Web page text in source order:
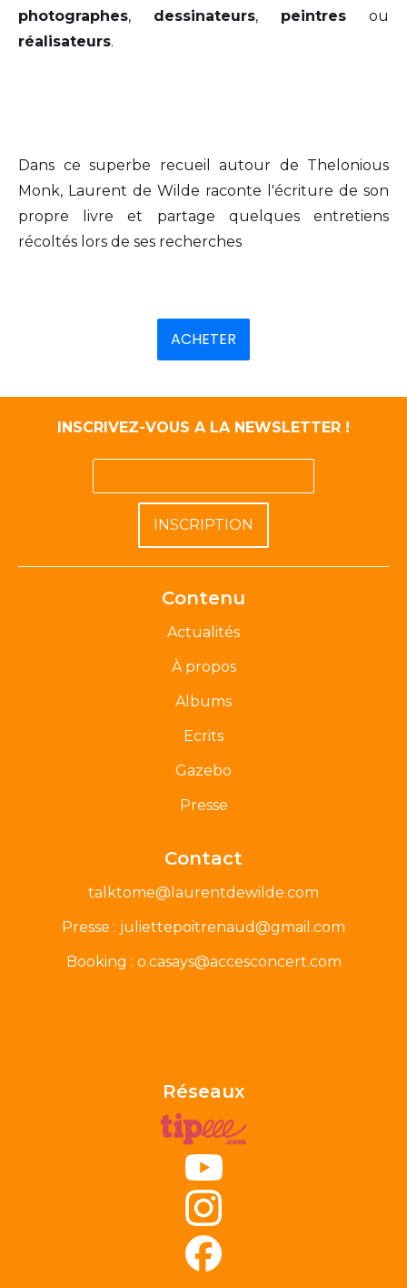
photographes, dessinateurs, peintres ou
réalisateurs.
Dans ce superbe recueil autour de Thelonious
Monk, Laurent de Wilde raconte l'écriture de son
propre livre et partage quelques entretiens
récoltés lors de ses recherches
ACHETER
INSCRIVEZ-VOUS A LA NEWSLETTER !
Contenu
Actualités
À propos
Albums
Ecrits
Gazebo
Presse
Contact
talktome@laurentdewilde.com
Presse : juliettepoitrenaud@gmail.com
Booking : o.casays@accesconcert.com
Réseaux